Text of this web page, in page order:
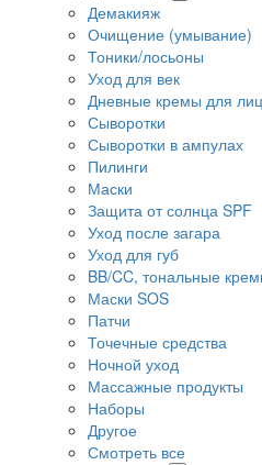
Демакияж
Очищение (умывание)
Тоники/лосьоны
Уход для век
Дневные кремы для
Сыворотки
Сыворотки в ампулах
Пилинги
Маски
Защита от солнца SPF
Уход после загара
Уход для губ
BB/CC, тональные
Маски SOS
Патчи
Точечные средства
Ночной уход
Массажные продукты
Наборы
Другое
Смотреть все